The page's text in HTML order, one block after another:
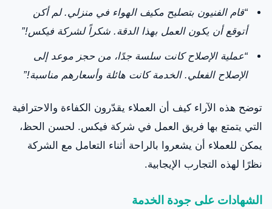
“قام الفنيون بتصليح مكيف الهواء في منزلي. لم أكن
أتوقع أن يكون العمل بهذا الدقة. شكراً لشركة فيكس!”
“عملية الإصلاح كانت سلسة جدًا، من حجز موعد إلى
الإصلاح الفعلي. الخدمة كانت هائلة وأسعارهم مناسبة!”
توضح هذه الآراء كيف أن العملاء يقدّرون الكفاءة والاحترافية
التي يتمتع بها فريق العمل في شركة فيكس. لحسن الحظ،
يمكن للعملاء أن يشعروا بالراحة أثناء التعامل مع الشركة
نظرًا لهذه التجارب الإيجابية.
الشهادات على جودة الخدمة